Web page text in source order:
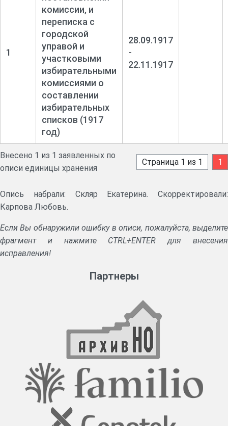
1
комиссии, и
переписка с
городской
управой и
участковыми
избирательными
комиссиями о
составлении
избирательных
списков (1917
год)
28.09.1917
-
22.11.1917
Внесено 1 из 1 заявленных по
описи единицы хранения
Страница 1 из 1 1
Опись набрали: Скляр Екатерина. Скорректировали:
Карпова Любовь.
Если Вы обнаружили ошибку в описи, пожалуйста, выделите
фрагмент и нажмите CTRL+ENTER для внесения
исправления!
Партнеры